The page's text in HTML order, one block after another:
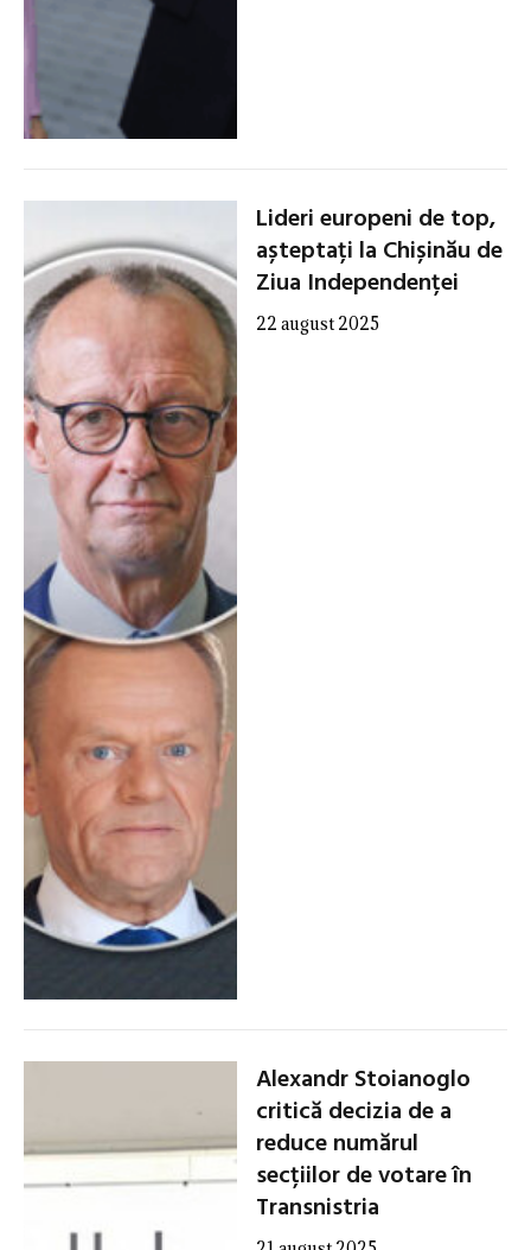
Lideri europeni de top,
așteptați la Chișinău de
Ziua Independenței
22 august 2025
Alexandr Stoianoglo
critică decizia de a
reduce numărul
secțiilor de votare în
Transnistria